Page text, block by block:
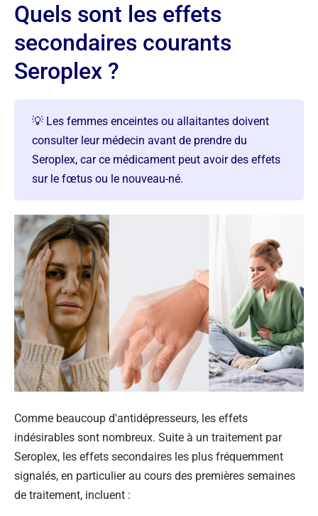
Quels sont les effets
secondaires courants
Seroplex ?
💡 Les femmes enceintes ou allaitantes doivent
consulter leur médecin avant de prendre du
Seroplex, car ce médicament peut avoir des effets
sur le fœtus ou le nouveau-né.
Comme beaucoup d'antidépresseurs, les effets
indésirables sont nombreux. Suite à un traitement par
Seroplex, les effets secondaires les plus fréquemment
signalés, en particulier au cours des premières semaines
de traitement, incluent :